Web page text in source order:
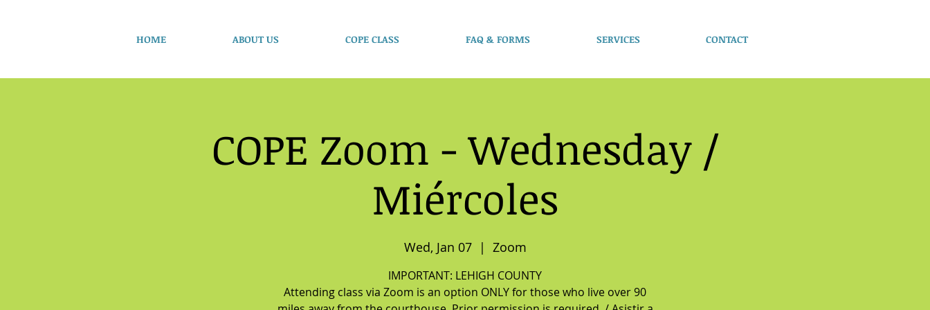
HOME ABOUT US COPE CLASS FAQ & FORMS SERVICES CONTACT
COPE Zoom - Wednesday /
Miércoles
Wed, Jan 07
  |
Zoom
IMPORTANT: LEHIGH COUNTY
Attending class via Zoom is an option ONLY for those who live over 90